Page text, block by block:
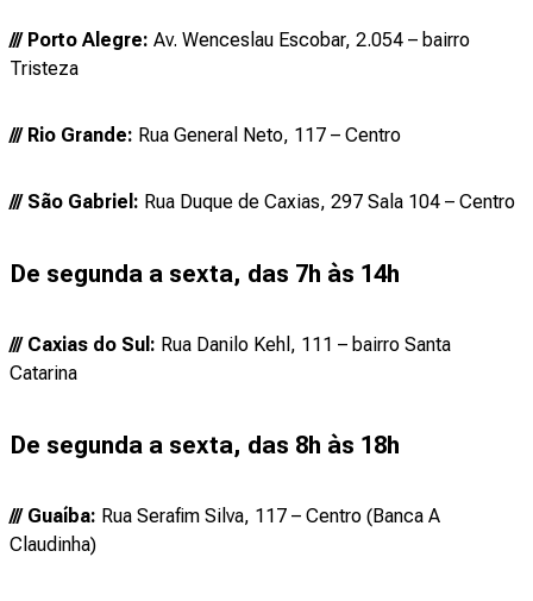
/// Porto Alegre: Av. Wenceslau Escobar, 2.054 – bairro
Tristeza
/// Rio Grande: Rua General Neto, 117 – Centro
/// São Gabriel: Rua Duque de Caxias, 297 Sala 104 – Centro
De segunda a sexta, das 7h às 14h
/// Caxias do Sul: Rua Danilo Kehl, 111 – bairro Santa
Catarina
De segunda a sexta, das 8h às 18h
/// Guaíba: Rua Serafim Silva, 117 – Centro (Banca A
Claudinha)